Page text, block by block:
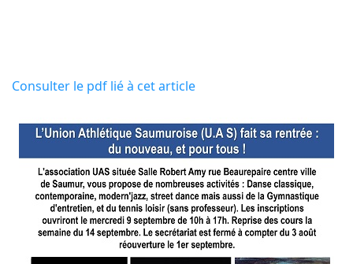
Consulter le pdf lié à cet article